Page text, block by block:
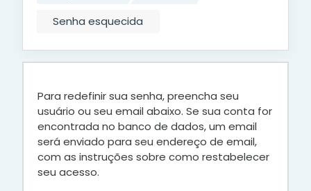
Senha esquecida
Para redefinir sua senha, preencha seu
usuário ou seu email abaixo. Se sua conta for
encontrada no banco de dados, um email
será enviado para seu endereço de email,
com as instruções sobre como restabelecer
seu acesso.